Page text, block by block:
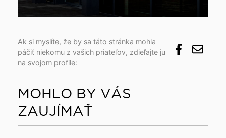
Ak si myslíte, že by sa táto stránka mohla
páčiť niekomu z vašich priateľov, zdieľajte ju
na svojom profile:
MOHLO BY VÁS
ZAUJÍMAŤ